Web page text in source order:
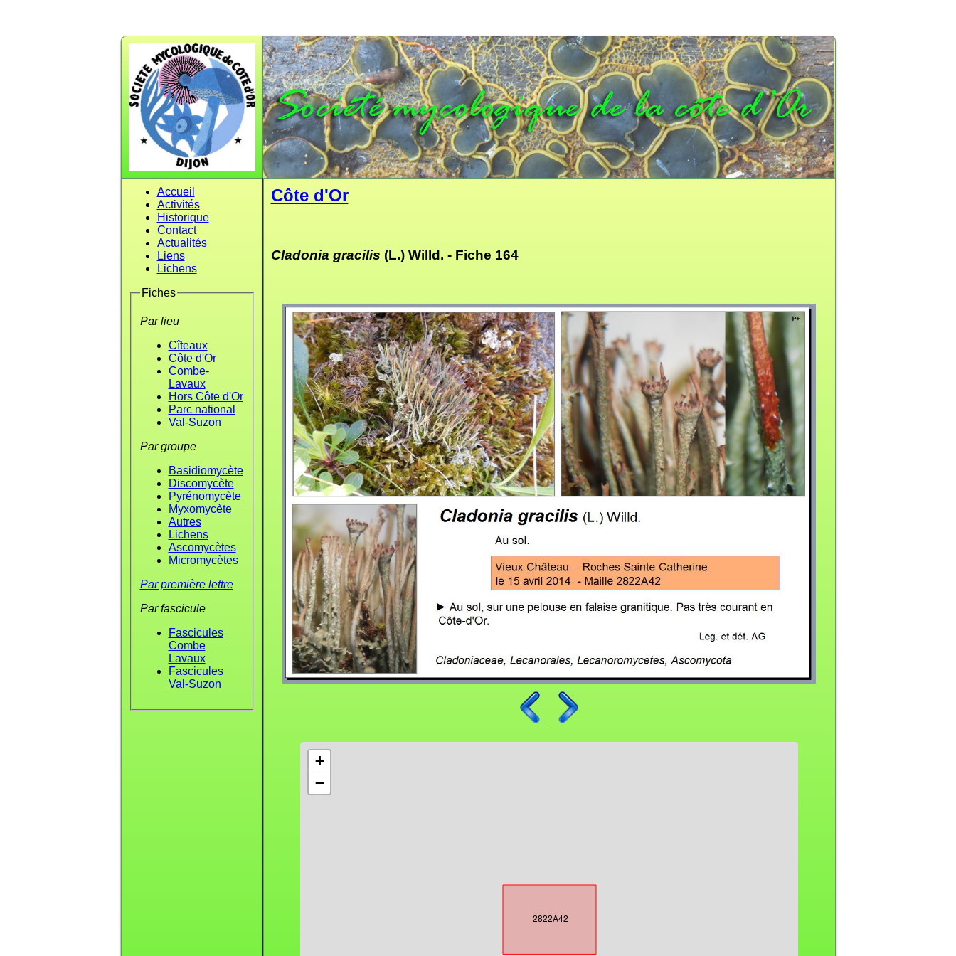
Accueil
Activités
Historique
Contact
Actualités
Liens
Lichens
Fiches
Par lieu
Cîteaux
Côte d'Or
Combe-
Lavaux
Hors Côte d'Or
Parc national
Val-Suzon
Par groupe
Basidiomycète
Discomycète
Pyrénomycète
Myxomycète
Autres
Lichens
Ascomycètes
Micromycètes
Par première lettre
Par fascicule
Fascicules
Combe
Lavaux
Fascicules
Val-Suzon
Côte d'Or
Cladonia gracilis (L.) Willd. - Fiche 164
2822A42
+
−